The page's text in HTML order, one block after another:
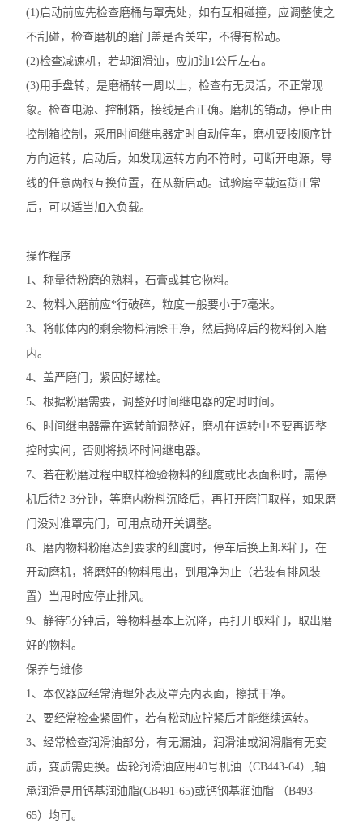
(1)启动前应先检查磨桶与罩壳处，如有互相碰撞，应调整使之
不刮碰，检查磨机的磨门盖是否关牢，不得有松动。
(2)检查减速机，若却润滑油，应加油1公斤左右。
(3)用手盘转，是磨桶转一周以上，检查有无灵活，不正常现
象。检查电源、控制箱，接线是否正确。磨机的销动，停止由
控制箱控制，采用时间继电器定时自动停车，磨机要按顺序针
方向运转，启动后，如发现运转方向不符时，可断开电源，导
线的任意两根互换位置，在从新启动。试验磨空载运货正常
后，可以适当加入负载。
操作程序
1、称量待粉磨的熟料，石膏或其它物料。
2、物料入磨前应*行破碎，粒度一般要小于7毫米。
3、将帐体内的剩余物料清除干净，然后捣碎后的物料倒入磨
内。
4、盖严磨门，紧固好螺栓。
5、根据粉磨需要，调整好时间继电器的定时时间。
6、时间继电器需在运转前调整好，磨机在运转中不要再调整
控时实间，否则将损坏时间继电器。
7、若在粉磨过程中取样检验物料的细度或比表面积时，需停
机后待2-3分钟，等磨内粉料沉降后，再打开磨门取样，如果磨
门没对准罩壳门，可用点动开关调整。
8、磨内物料粉磨达到要求的细度时，停车后换上卸料门，在
开动磨机，将磨好的物料甩出，到甩净为止（若装有排风装
置）当甩时应停止排风。
9、静待5分钟后，等物料基本上沉降，再打开取料门，取出磨
好的物料。
保养与维修
1、本仪器应经常清理外表及罩壳内表面，擦拭干净。
2、要经常检查紧固件，若有松动应拧紧后才能继续运转。
3、经常检查润滑油部分，有无漏油，润滑油或润滑脂有无变
质，变质需更换。齿轮润滑油应用40号机油（CB443-64）,轴
承润滑是用钙基润油脂(CB491-65)或钙钢基润油脂 （B493-
65）均可。